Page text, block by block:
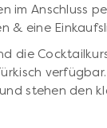
im Anschluss
& eine
die
stehen den